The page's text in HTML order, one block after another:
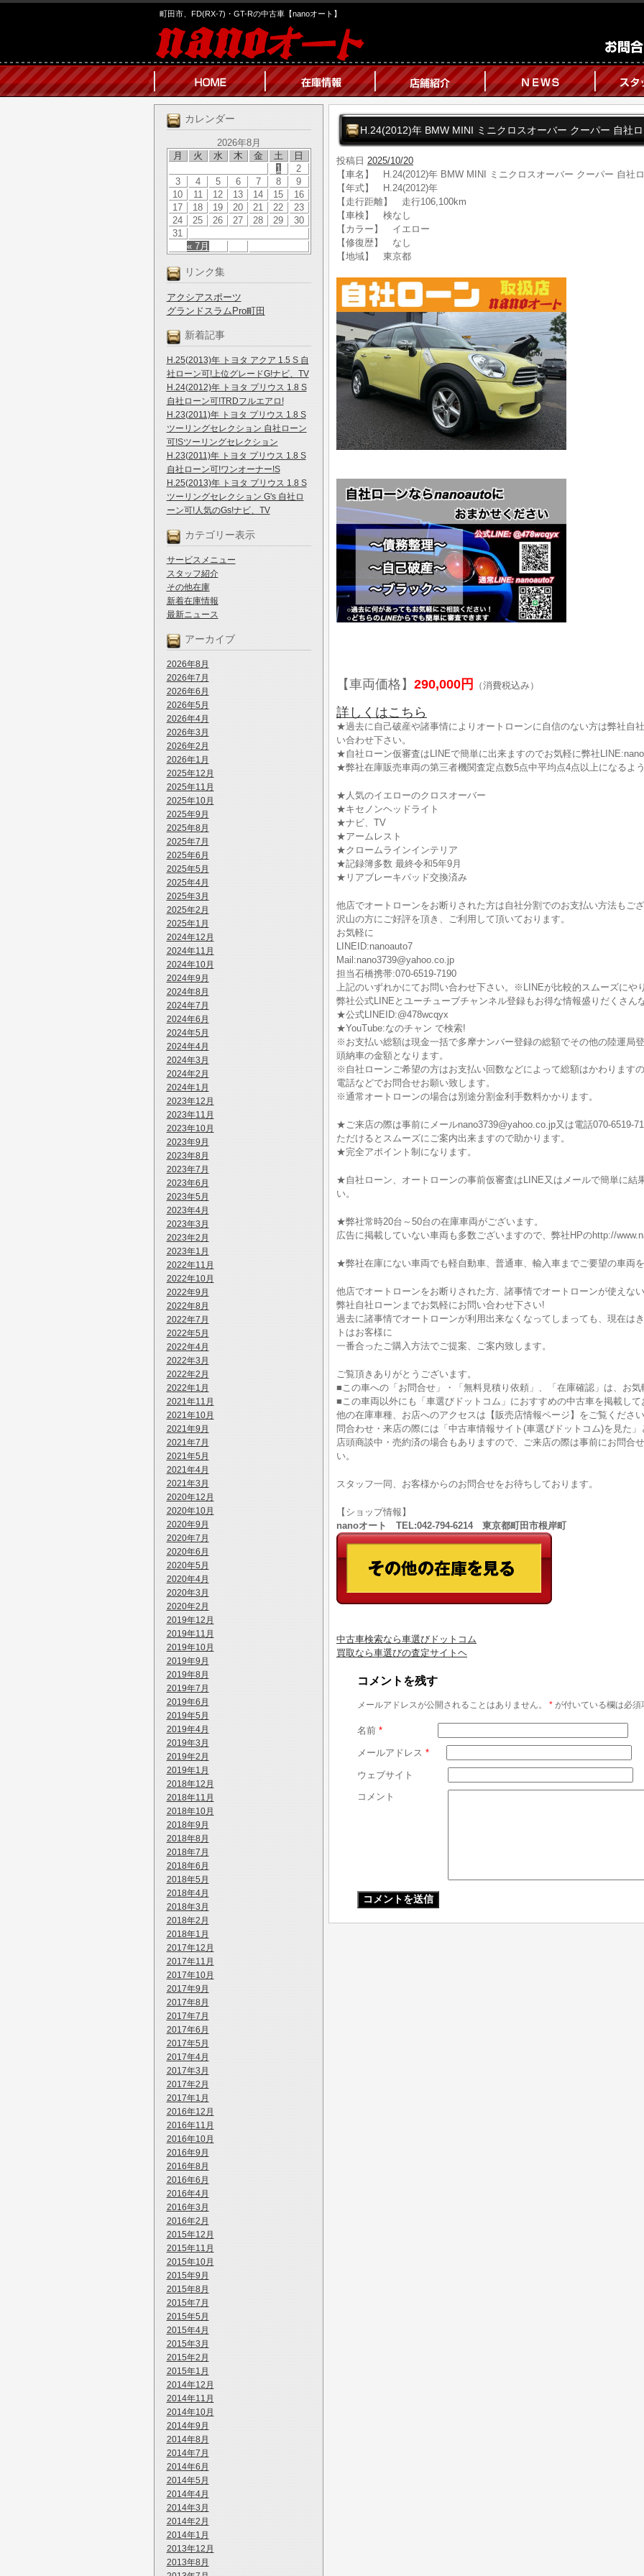
町田市、FD(RX-7)・GT-Rの中古車【nanoオート】
カレンダー
2026年8月
月
火 水 木 金 土 日
« 7月
1
2
3
4 5 6 7 8
9
10
11 12 13 14 15
16
17
18 19 20 21 22
23
24
25 26 27 28 29
30
31
リンク集
アクシアスポーツ
グランドスラムPro町田
新着記事
H.25(2013)年 トヨタ アクア 1.5 S 自
社ローン可!上位グレードG!ナビ、TV
H.24(2012)年 トヨタ プリウス 1.8 S
自社ローン可!TRDフルエアロ!
H.23(2011)年 トヨタ プリウス 1.8 S
ツーリングセレクション 自社ローン
可!Sツーリングセレクション
H.23(2011)年 トヨタ プリウス 1.8 S
自社ローン可!ワンオーナー!S
H.25(2013)年 トヨタ プリウス 1.8 S
ツーリングセレクション G's 自社ロ
ーン可!人気のGs!ナビ、TV
カテゴリー表示
サービスメニュー
スタッフ紹介
その他在庫
新着在庫情報
最新ニュース
アーカイブ
2026年8月
2026年7月
2026年6月
2026年5月
2026年4月
2026年3月
2026年2月
2026年1月
2025年12月
2025年11月
2025年10月
2025年9月
2025年8月
2025年7月
2025年6月
2025年5月
2025年4月
2025年3月
2025年2月
2025年1月
2024年12月
2024年11月
2024年10月
2024年9月
2024年8月
2024年7月
2024年6月
2024年5月
2024年4月
2024年3月
2024年2月
2024年1月
2023年12月
2023年11月
2023年10月
2023年9月
2023年8月
2023年7月
2023年6月
2023年5月
2023年4月
2023年3月
2023年2月
2023年1月
2022年11月
2022年10月
2022年9月
2022年8月
2022年7月
2022年5月
2022年4月
2022年3月
2022年2月
2022年1月
2021年11月
2021年10月
2021年9月
2021年7月
2021年5月
2021年4月
2021年3月
2020年12月
2020年10月
2020年9月
2020年7月
2020年6月
2020年5月
2020年4月
2020年3月
2020年2月
2019年12月
2019年11月
2019年10月
2019年9月
2019年8月
2019年7月
2019年6月
2019年5月
2019年4月
2019年3月
2019年2月
2019年1月
2018年12月
2018年11月
2018年10月
2018年9月
2018年8月
2018年7月
2018年6月
2018年5月
2018年4月
2018年3月
2018年2月
2018年1月
2017年12月
2017年11月
2017年10月
2017年9月
2017年8月
2017年7月
2017年6月
2017年5月
2017年4月
2017年3月
2017年2月
2017年1月
2016年12月
2016年11月
2016年10月
2016年9月
2016年8月
2016年6月
2016年4月
2016年3月
2016年2月
2015年12月
2015年11月
2015年10月
2015年9月
2015年8月
2015年7月
2015年5月
2015年4月
2015年3月
2015年2月
2015年1月
2014年12月
2014年11月
2014年10月
2014年9月
2014年8月
2014年7月
2014年6月
2014年5月
2014年4月
2014年3月
2014年2月
2014年1月
2013年12月
2013年8月
H.24(2012)年 BMW MINI ミニクロスオーバー クーパー 自社
投稿日 2025/10/20
【車名】 H.24(2012)年 BMW MINI ミニクロスオーバー クーパー 自社
【年式】 H.24(2012)年
【走行距離】 走行106,100km
【車検】 検なし
【カラー】 イエロー
【修復歴】 なし
【地域】 東京都
【車両価格】 290,000円 （消費税込み）
詳しくはこちら
★過去に自己破産や諸事情によりオートローンに自信のない方は弊社自
い合わせ下さい。
★自社ローン仮審査はLINEで簡単に出来ますのでお気軽に弊社
★弊社在庫販売車両の第三者機関査定点数5点中平均点4点以上になるよ
★人気のイエローのクロスオーバー
★キセノンヘッドライト
★ナビ、TV
★アームレスト
★クロームラインインテリア
★記録簿多数 最終令和5年9月
★リアブレーキパッド交換済み
他店でオートローンをお断りされた方は自社分割でのお支払い方法もご
沢山の方にご好評を頂き、ご利用して頂いております。
お気軽に
LINEID:nanoauto7
Mail:nano3739@yahoo.co.jp
担当石橋携帯:070-6519-7190
上記のいずれかにてお問い合わせ下さい。※LINEが比較的スムーズにや
弊社公式LINEとユーチューブチャンネル登録もお得な情報盛りだくさん
★公式LINEID:@478wcqyx
★YouTube:なのチャン で検索!
※お支払い総額は現金一括で多摩ナンバー登録の総額でその他の陸運局
頭納車の金額となります。
※自社ローンご希望の方はお支払い回数などによって総額はかわります
電話などでお問合せお願い致します。
※通常オートローンの場合は別途分割金利手数料かかります。
★ご来店の際は事前にメールnano3739@yahoo.co.jp又は電話070-6519-
ただけるとスムーズにご案内出来ますので助かります。
★完全アポイント制になります。
★自社ローン、オートローンの事前仮審査はLINE又はメールで簡単に結
い。
★弊社常時20台～50台の在庫車両がございます。
広告に掲載していない車両も多数ございますので、弊社HPのhttp://
★弊社在庫にない車両でも軽自動車、普通車、輸入車までご要望の車両
他店でオートローンをお断りされた方、諸事情でオートローンが使えな
弊社自社ローンまでお気軽にお問い合わせ下さい!
過去に諸事情でオートローンが利用出来なくなってしまっても、現在は
トはお客様に
一番合ったご購入方法でご提案、ご案内致します。
ご覧頂きありがとうございます。
■この車への「お問合せ」・「無料見積り依頼」、「在庫確認」は、お気
■この車両以外にも「車選びドットコム」におすすめの中古車を掲載して
他の在庫車種、お店へのアクセスは【販売店情報ページ】をご覧くださ
問合わせ・来店の際には「中古車情報サイト(車選びドットコム)を見た
店頭商談中・売約済の場合もありますので、ご来店の際は事前にお問合
い。
スタッフ一同、お客様からのお問合せをお待ちしております。
【ショップ情報】
nanoオート TEL:042-794-6214 東京都町田市根岸町
中古車検索なら車選びドットコム
買取なら車選びの査定サイトヘ
コメントを残す
メールアドレスが公開されることはありません。 * が付いている欄は必須
名前 *
メールアドレス *
ウェブサイト
コメント